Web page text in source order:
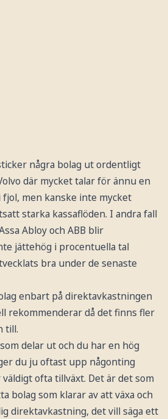
några bolag ut ordentligt
där mycket talar för ännu en
men kanske inte mycket
starka kassaflöden. I andra fall
Abloy och ABB blir
jättehög i procentuella tal
bra under de senaste
enbart på direktavkastningen
rekommenderar då det finns fler
till.
delar ut och du har en hög
du ju oftast upp någonting
ofta tillväxt. Det är det som
bolag som klarar av att växa och
direktavkastning, det vill säga ett